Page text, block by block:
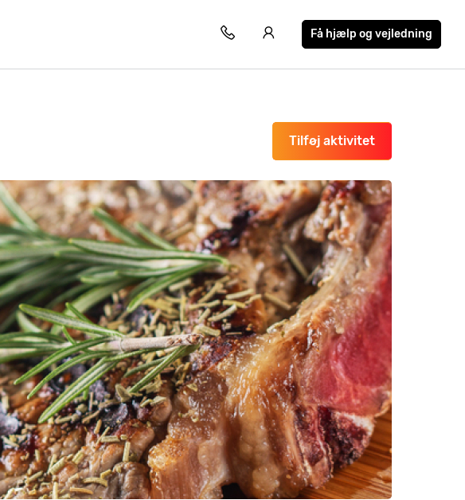
Få hjælp og vejledning
Tilføj aktivitet